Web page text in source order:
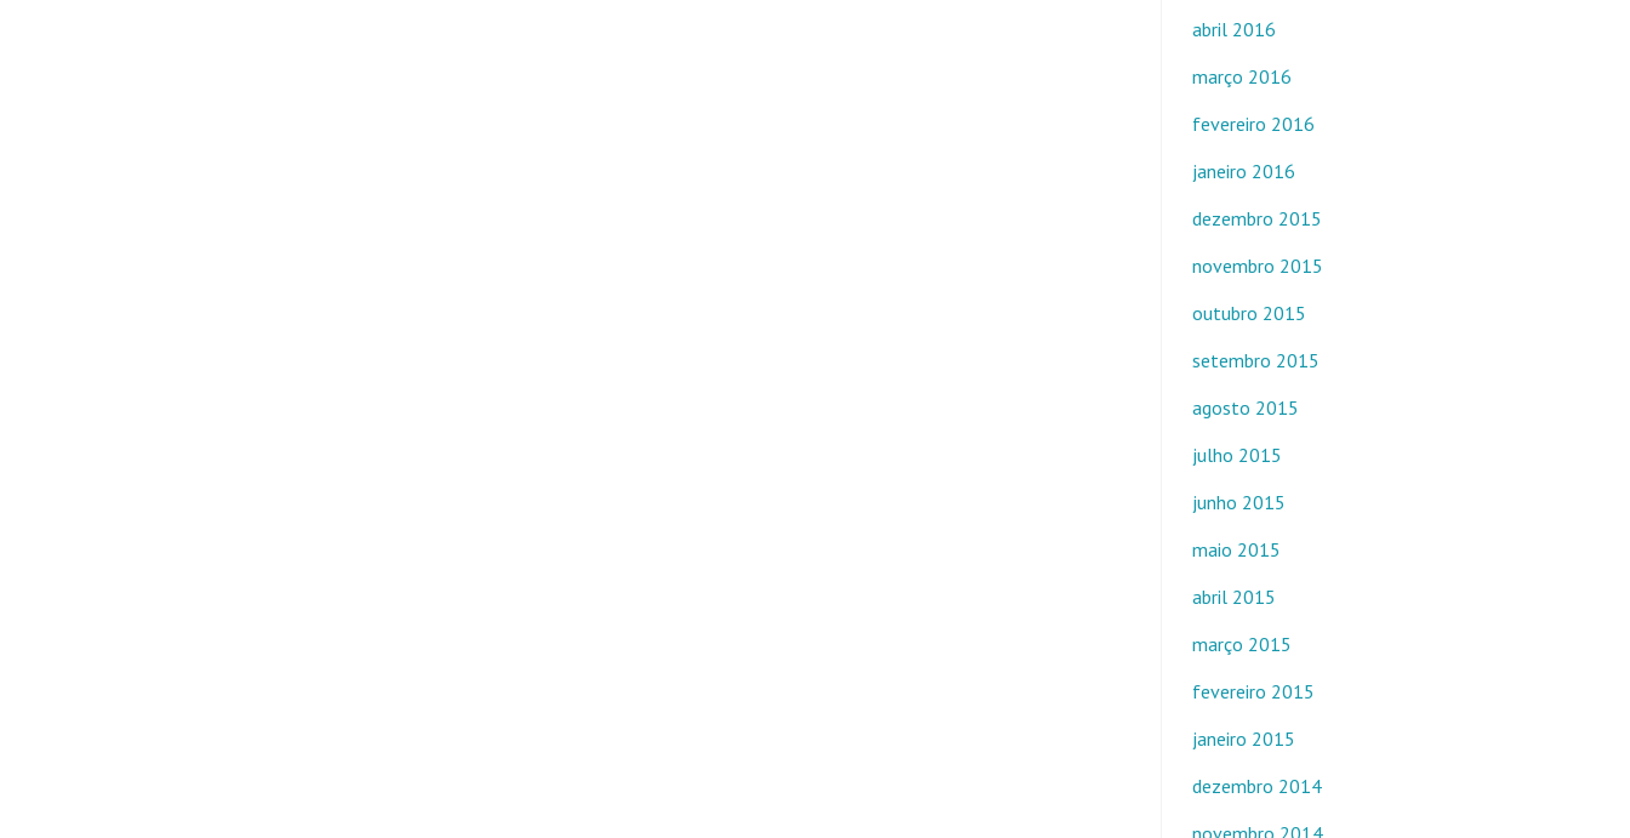
abril 2016
março 2016
fevereiro 2016
janeiro 2016
dezembro 2015
novembro 2015
outubro 2015
setembro 2015
agosto 2015
julho 2015
junho 2015
maio 2015
abril 2015
março 2015
fevereiro 2015
janeiro 2015
dezembro 2014
novembro 2014